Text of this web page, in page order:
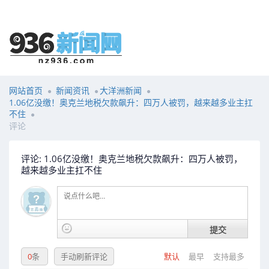
网站首页 新闻资讯
大洋洲新闻
1.06亿没缴！奥克兰地税欠款飙升：四万人被罚，越来越多业主扛
不住
评论
评论: 1.06亿没缴！奥克兰地税欠款飙升：四万人被罚，
越来越多业主扛不住
提交
默认 最早 支持最多
0条 手动刷新评论